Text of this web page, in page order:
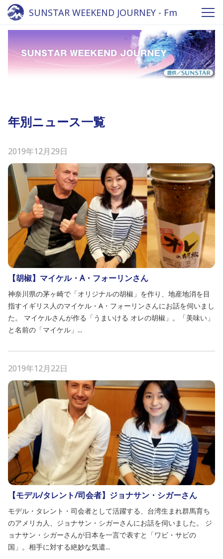
SUNSTAR WEEKEND JOURNEY - Fm
yokohama 84.7
年別ニュース一覧
2019年12月29日
【胡椒】マイケル・A・フォーリンさん
神奈川県の茅ヶ崎で「オリジナルの胡椒」を作り、地産地消を目
指すイギリス人のマイケル・A・フォーリンさんにお話を伺いまし
た。 マイケルさんが作る「うまいける オレの胡椒」。「美味い」
と名前の「マイケル」...
2019年12月22日
【モデル/タレント/司会者】ジョナサン・シガーさん
モデル・タレント・司会者として活躍する、台湾生まれ群馬育ち
のアメリカ人、ジョナサン・シガーさんにお話を伺いました。 ジ
ョナサン・シガーさんが日本を一言で表すと「ワビ・サビの
国」。相手に対する絶妙な気遣...